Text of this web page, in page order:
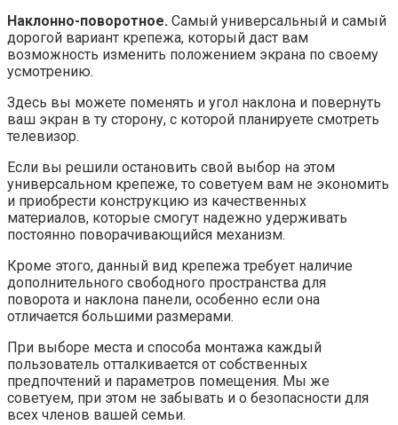
Наклонно-поворотное. Самый универсальный и самый
дорогой вариант крепежа, который даст вам
возможность изменить положением экрана по своему
усмотрению.
Здесь вы можете поменять и угол наклона и повернуть
ваш экран в ту сторону, с которой планируете смотреть
телевизор.
Если вы решили остановить свой выбор на этом
универсальном крепеже, то советуем вам не экономить
и приобрести конструкцию из качественных
материалов, которые смогут надежно удерживать
постоянно поворачивающийся механизм.
Кроме этого, данный вид крепежа требует наличие
дополнительного свободного пространства для
поворота и наклона панели, особенно если она
отличается большими размерами.
При выборе места и способа монтажа каждый
пользователь отталкивается от собственных
предпочтений и параметров помещения. Мы же
советуем, при этом не забывать и о безопасности для
всех членов вашей семьи.